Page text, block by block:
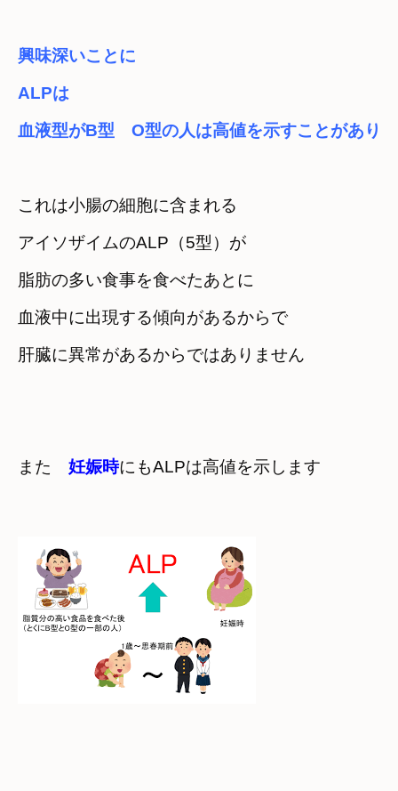
興味深いことに
ALPは
血液型がB型　O型の人は高値を示すことがあり
これは小腸の細胞に含まれる
アイソザイムのALP（5型）が
脂肪の多い食事を食べたあとに
血液中に出現する傾向があるからで
また 妊娠時にもALPは高値を示します